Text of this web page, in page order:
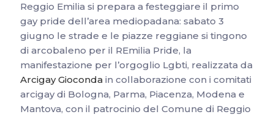
Reggio Emilia si prepara a festeggiare il primo
gay pride dell’area mediopadana: sabato 3
giugno le strade e le piazze reggiane si tingono
di arcobaleno per il REmilia Pride, la
manifestazione per l’orgoglio Lgbti, realizzata da
Arcigay Gioconda in collaborazione con i comitati
arcigay di Bologna, Parma, Piacenza, Modena e
Mantova, con il patrocinio del Comune di Reggio